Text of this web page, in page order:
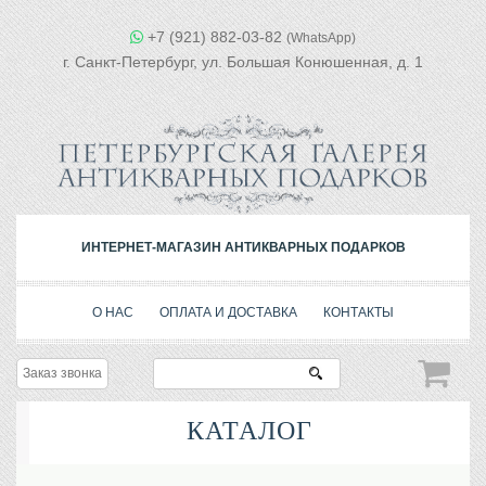
+7 (921) 882-03-82 (WhatsApp)
г. Санкт-Петербург, ул. Большая Конюшенная, д. 1
ИНТЕРНЕТ-МАГАЗИН АНТИКВАРНЫХ ПОДАРКОВ
О НАС ОПЛАТА И ДОСТАВКА КОНТАКТЫ
Заказ звонка
КАТАЛОГ